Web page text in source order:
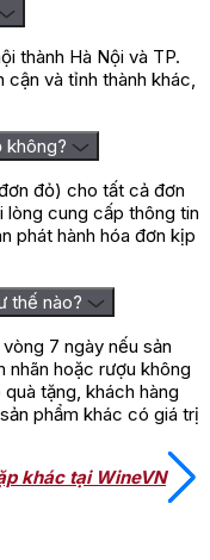
thành Hà Nội và TP.
và tỉnh thành khác,
không?
đỏ) cho tất cả đơn
lòng cung cấp thông tin
phát hành hóa đơn kịp
thế nào?
7 ngày nếu sản
nhãn hoặc rượu không
tặng, khách hàng
phẩm khác có giá trị
khác tại WineVN